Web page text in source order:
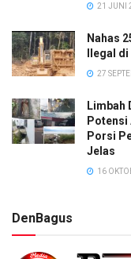
21 JUNI
Nahas
Ilegal
27
Limbah
Potensi
Porsi
Jelas
16
DenBagus